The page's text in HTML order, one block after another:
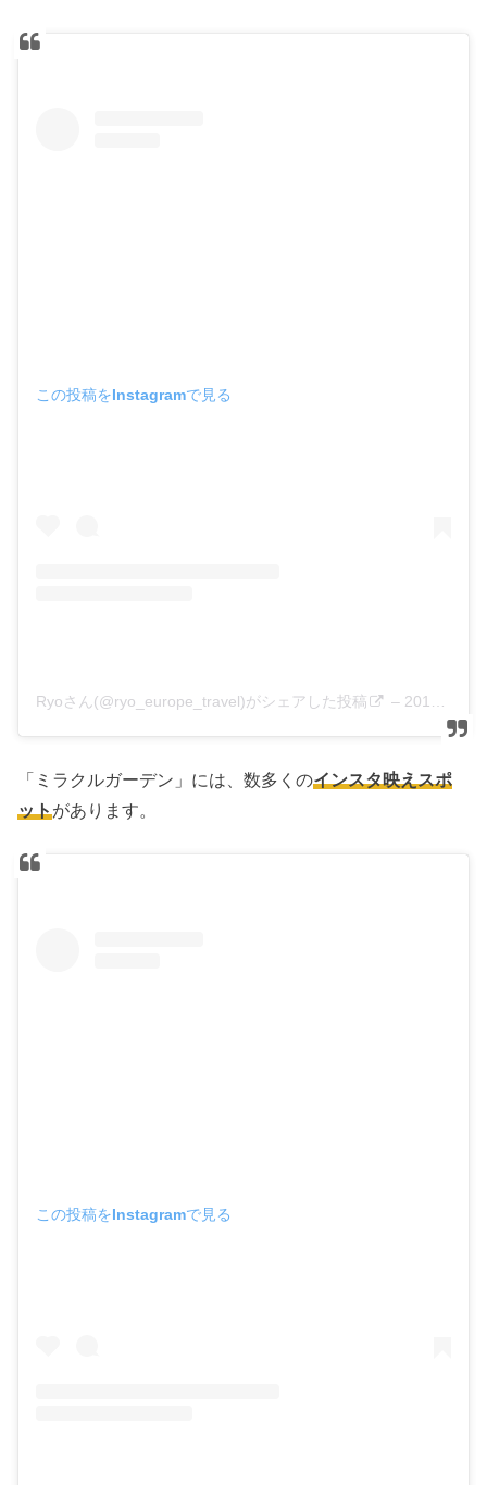
この投稿をInstagramで見る
Ryoさん(@ryo_europe_travel)がシェアした投稿 – 2019年 4月月27日午前4時17分PDT
「ミラクルガーデン」には、数多くのインスタ映えスポ
ットがあります。
この投稿をInstagramで見る